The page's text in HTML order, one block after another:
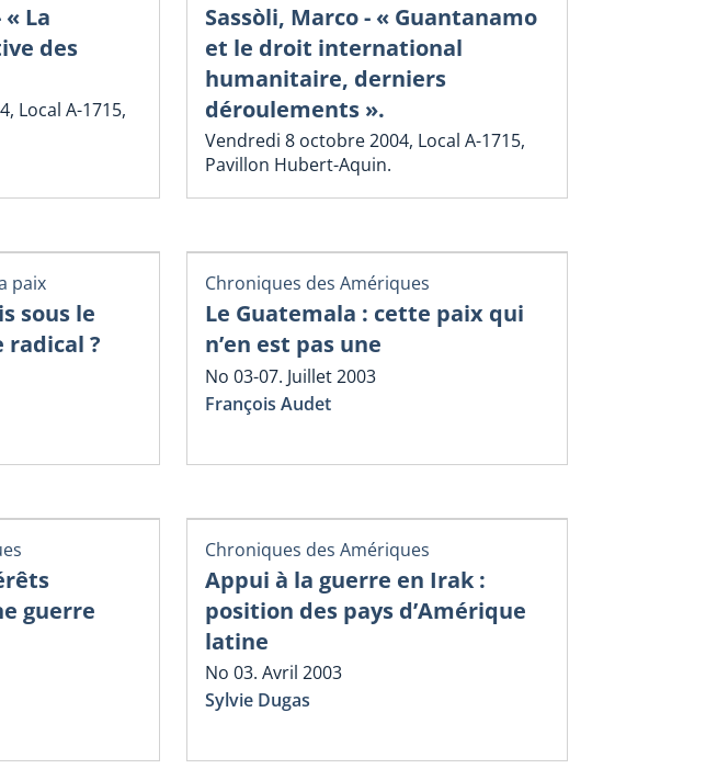
La
des
Local A-1715,
Sassòli, Marco - « Guantanamo
et le droit international
humanitaire, derniers
déroulements ».
Vendredi 8 octobre 2004, Local A-1715,
Pavillon Hubert-Aquin.
paix
sous le
radical ?
Chroniques des Amériques
Le Guatemala : cette paix qui
n’en est pas une
No 03-07. Juillet 2003
François Audet
guerre
Chroniques des Amériques
Appui à la guerre en Irak :
position des pays d’Amérique
latine
No 03. Avril 2003
Sylvie Dugas